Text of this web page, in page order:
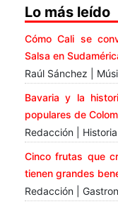
Lo más leído
Cómo Cali se
Salsa en
Raúl Sánchez |
Bavaria y la
populares de
Redacción | Historia
Cinco frutas que
tienen grandes
Redacción |